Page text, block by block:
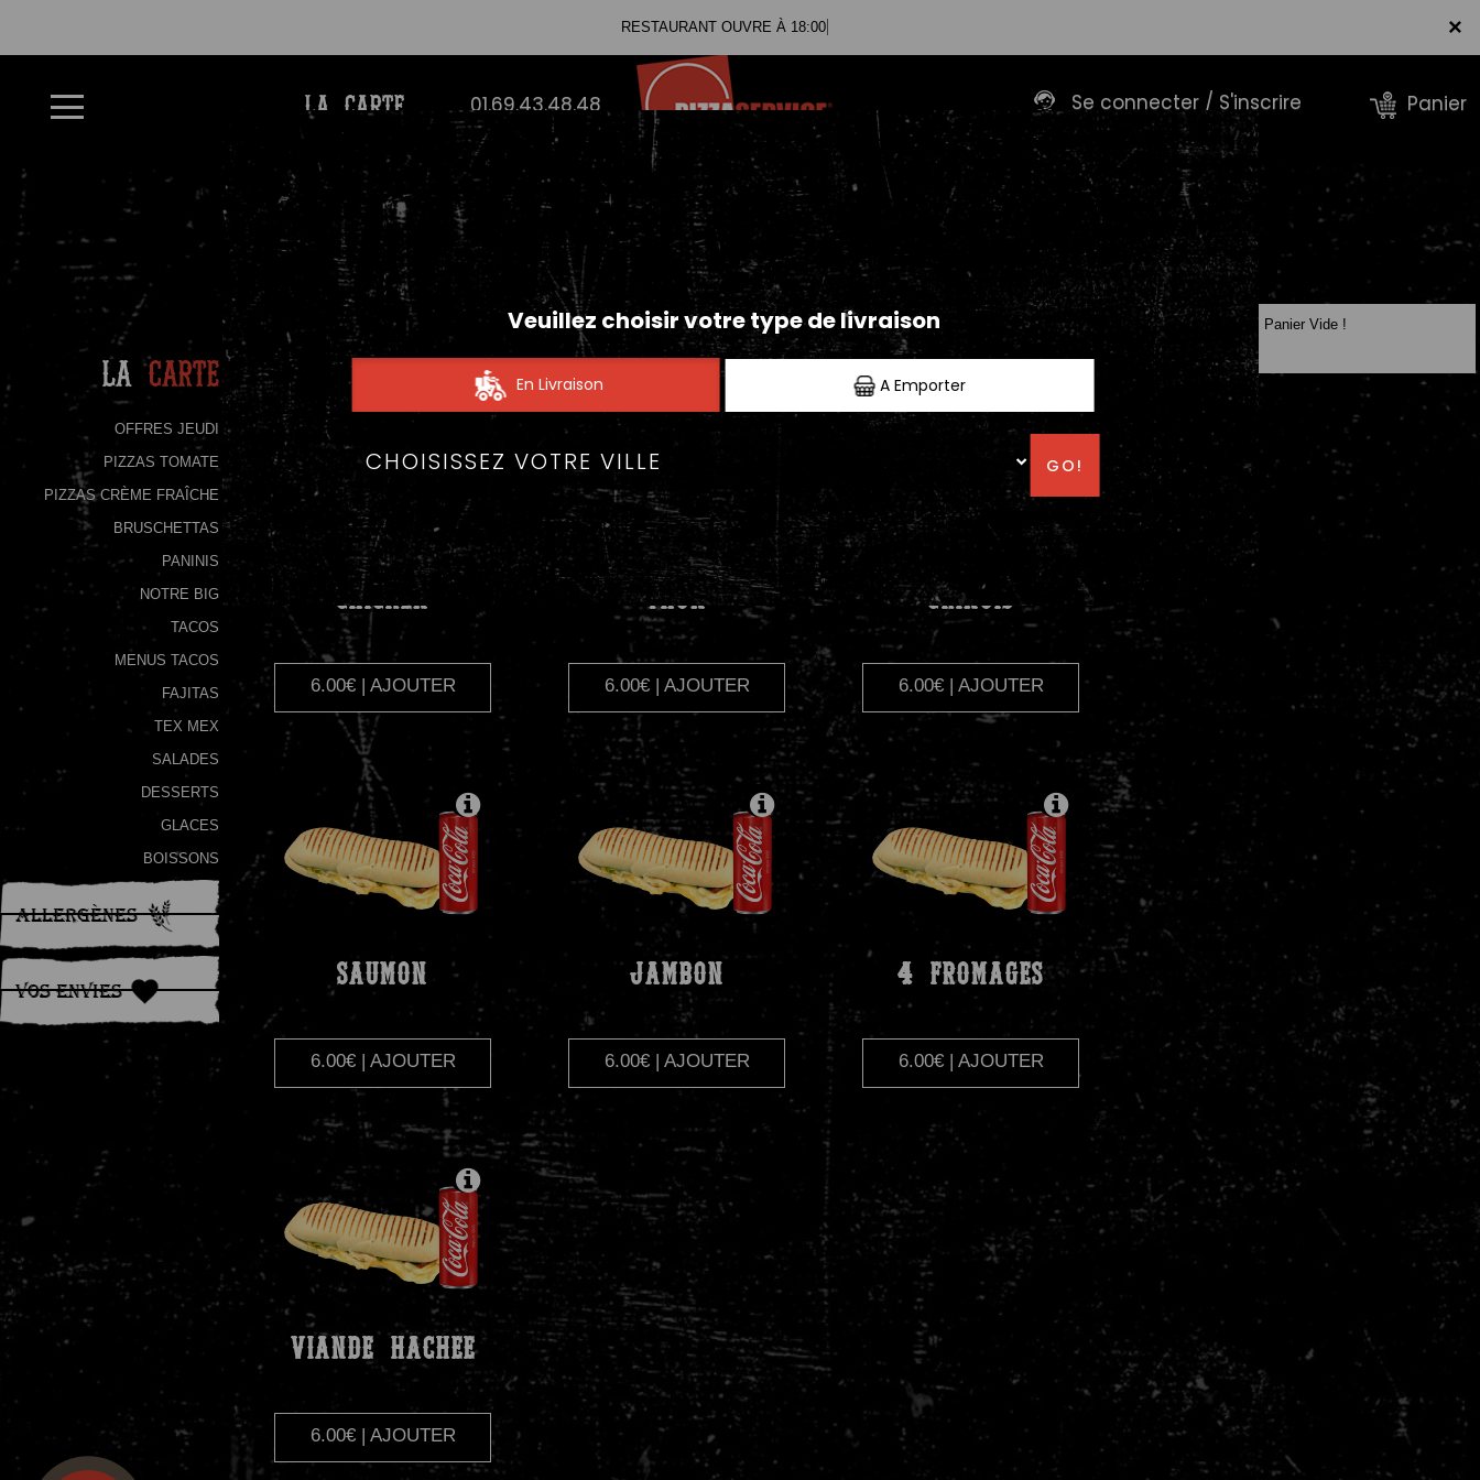
×
RESTAURANT OUVRE À 18:00
LA CARTE 01.69.43.48.48 Se connecter / S'inscrire Panier
Charte
Qualité
C.G.V
Contact
Mentions
Légales
Mobile
Programme
Fidélité
Avis
Zones
de
Livraison
LaCarte
OFFRES JEUDI
PIZZAS TOMATE
PIZZAS CRÈME FRAÎCHE
BRUSCHETTAS
PANINIS
NOTRE BIG
TACOS
MENUS TACOS
FAJITAS
TEX MEX
SALADES
DESSERTS
GLACES
BOISSONS
Allergènes
Vos Envies
PANINIS
CHICKEN
6.00€ | AJOUTER
THON
6.00€ | AJOUTER
GRINOIS
6.00€ | AJOUTER
SAUMON
6.00€ | AJOUTER
JAMBON
6.00€ | AJOUTER
4 FROMAGES
6.00€ | AJOUTER
VIANDE HACHEE
6.00€ | AJOUTER
Panier Vide !